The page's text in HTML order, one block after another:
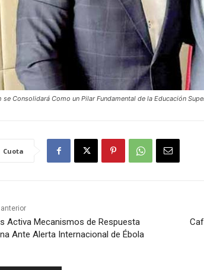
se Consolidará Como un Pilar Fundamental de la Educación
Cuota
Activa Mecanismos de Respuesta
Ante Alerta Internacional de Ébola